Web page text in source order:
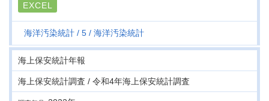
EXCEL
海洋汚染統計 5 海洋汚染統計
海上保安統計年報
海上保安統計調査 / 令和4年海上保安統計調査